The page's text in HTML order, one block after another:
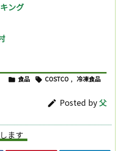
ング
 食品  COSTCO , 冷凍食品
 Posted by父
ます